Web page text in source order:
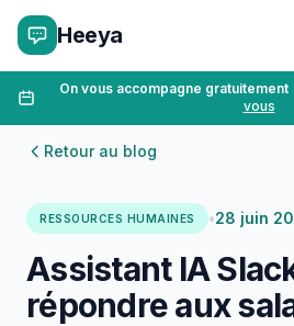
Heeya
On vous accompagne gratuitement
vous
Retour au blog
RESSOURCES HUMAINES •28 juin
Assistant IA
répondre aux